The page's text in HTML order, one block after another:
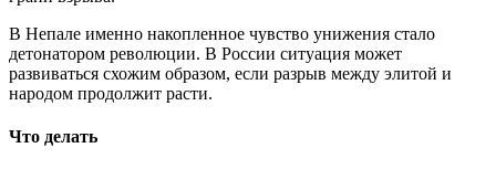
В Непале именно накопленное чувство унижения стало
детонатором революции. В России ситуация может
развиваться схожим образом, если разрыв между элитой и
народом продолжит расти.
Что делать